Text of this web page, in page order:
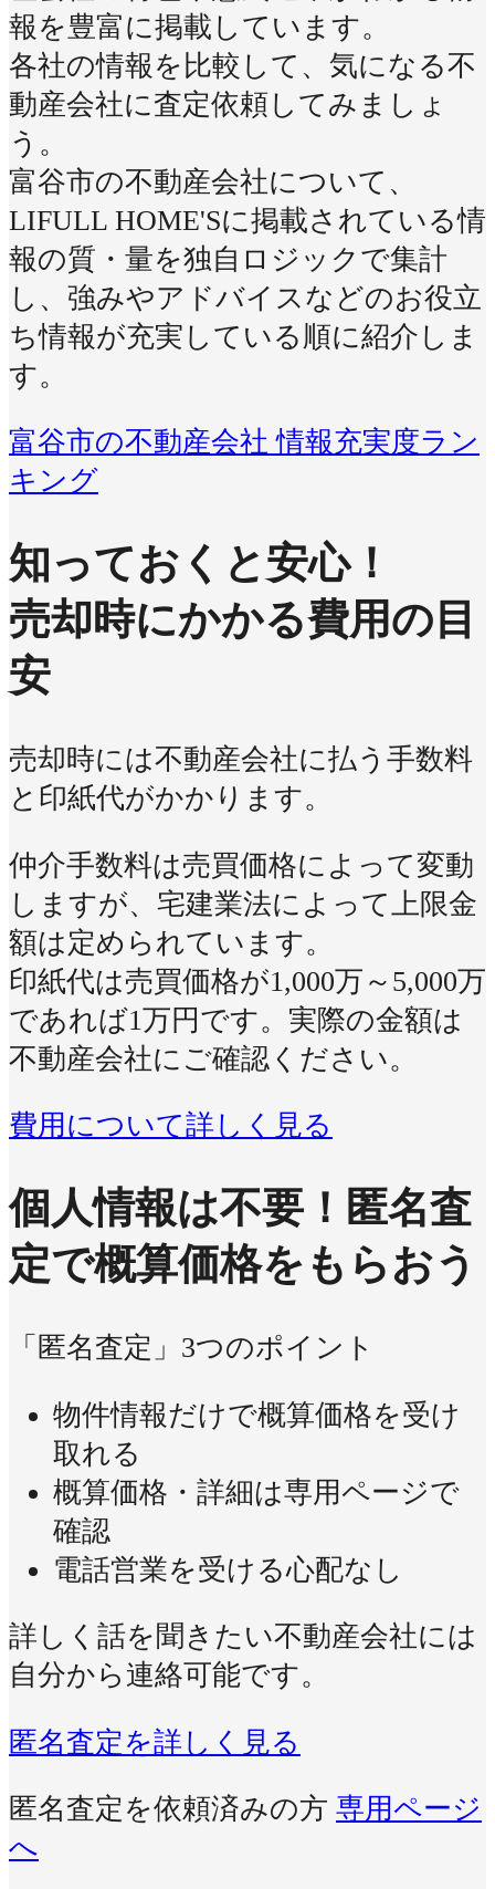
報を豊富に掲載しています。
各社の情報を比較して、気になる不
動産会社に査定依頼してみましょ
う。
富谷市の不動産会社について、
LIFULL HOME'Sに掲載されている情
報の質・量を独自ロジックで集計
し、強みやアドバイスなどのお役立
ち情報が充実している順に紹介しま
す。
富谷市の不動産会社 情報充実度ラン
キング
知っておくと安心！
売却時にかかる費用の目
安
売却時には不動産会社に払う手数料
と印紙代がかかります。
仲介手数料は売買価格によって変動
しますが、宅建業法によって上限金
額は定められています。
印紙代は売買価格が1,000万～5,000万
であれば1万円です。実際の金額は
不動産会社にご確認ください。
費用について詳しく見る
個人情報は不要！ 匿名査
定で概算価格をもらおう
「匿名査定」3つのポイント
物件情報だけで概算価格を受け
取れる
概算価格・詳細は専用ページで
確認
電話営業を受ける心配なし
詳しく話を聞きたい不動産会社には
自分から連絡可能です。
匿名査定を詳しく見る
匿名査定を依頼済みの方 専用ページ
へ